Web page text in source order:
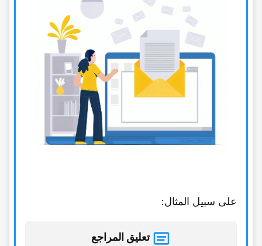
على سبیل المثال:
تعلیق المراجع